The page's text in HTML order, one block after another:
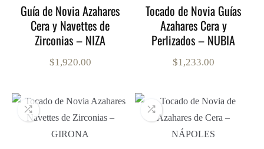
Guía de Novia Azahares
Cera y Navettes de
Zirconias – NIZA
$1,920.00
Tocado de Novia Guías
Azahares Cera y
Perlizados – NUBIA
$1,233.00